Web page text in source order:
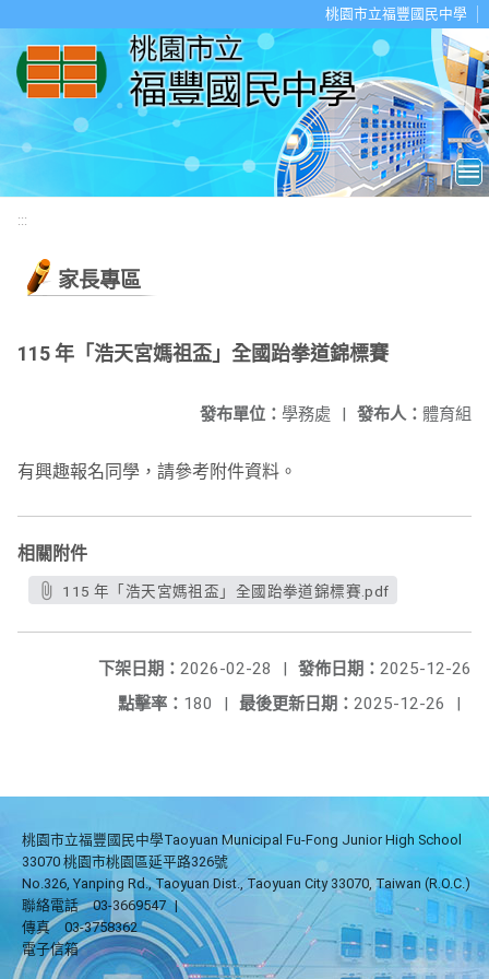
桃園市立福豐國民中學
:::
家長專區
115 年「浩天宮媽祖盃」全國跆拳道錦標賽
發布人： 體育組
發布單位： 學務處 |
有興趣報名同學，請參考附件資料。
相關附件
115 年「浩天宮媽祖盃」全國跆拳道錦標賽.pdf
發佈日期： 2025-12-26
下架日期： 2026-02-28
|
最後更新日期： 2025-12-26 |
點擊率： 180 |
桃園市立福豐國民中學Taoyuan Municipal Fu-Fong Junior High School
33070 桃園市桃園區延平路326號
No.326, Yanping Rd., Taoyuan Dist., Taoyuan City 33070, Taiwan (R.O.C.)
聯絡電話
03-3669547 |
傳真
03-3758362
電子信箱